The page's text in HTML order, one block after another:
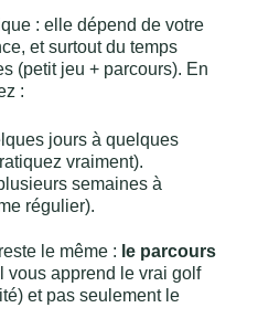
: elle dépend de votre
et surtout du temps
(petit jeu + parcours). En
:
jours à quelques
vraiment).
semaines à
régulier).
le même : le parcours
vous apprend le vrai golf
et pas seulement le